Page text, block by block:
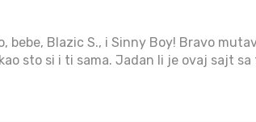
Blazic S., i Sinny Boy! Bravo
sto si i ti sama. Jadan li je ovaj sajt